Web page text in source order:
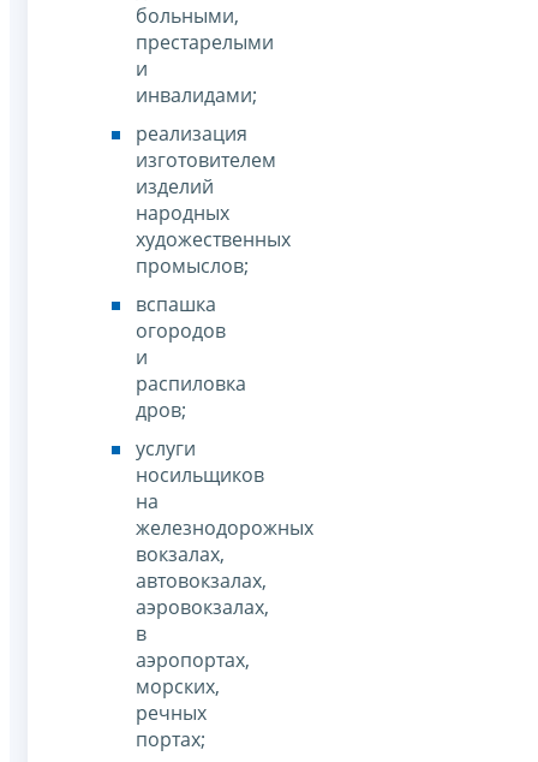
больными,
престарелыми
и
инвалидами;
реализация
изготовителем
изделий
народных
художественных
промыслов;
вспашка
огородов
и
распиловка
дров;
услуги
носильщиков
на
железнодорожных
вокзалах,
автовокзалах,
аэровокзалах,
в
аэропортах,
морских,
речных
портах;